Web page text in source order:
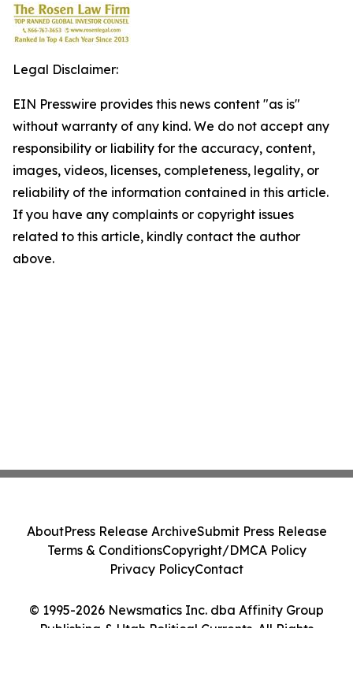
Legal Disclaimer:
EIN Presswire provides this news content "as is"
without warranty of any kind. We do not accept any
responsibility or liability for the accuracy, content,
images, videos, licenses, completeness, legality, or
reliability of the information contained in this article.
If you have any complaints or copyright issues
related to this article, kindly contact the author
above.
© 1995-2026 Newsmatics Inc. dba Affinity Group
Publishing & Utah Political Currents. All Rights
AboutPress Release ArchiveSubmit Press Release
Terms & ConditionsCopyright/DMCA Policy
Privacy PolicyContact